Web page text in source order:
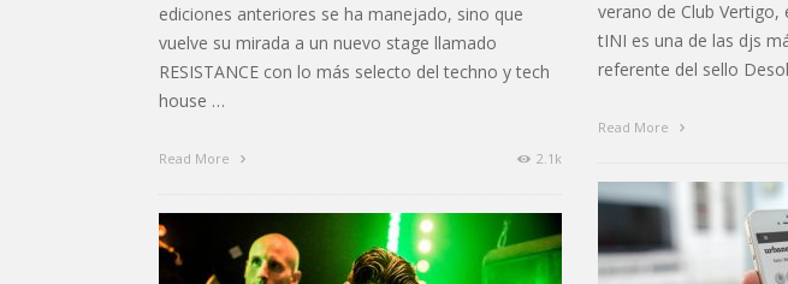
ediciones anteriores se ha manejado, sino que
vuelve su mirada a un nuevo stage llamado
RESISTANCE con lo más selecto del techno y tech
house …
Read More 2.1k
verano de Club Vertigo,
tINI es una de las djs
referente del sello
Read More